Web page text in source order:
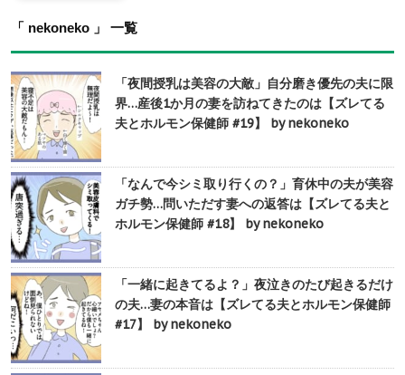
「 nekoneko 」 一覧
「夜間授乳は美容の大敵」自分磨き優先の夫に限
界…産後1か月の妻を訪ねてきたのは【ズレてる
夫とホルモン保健師 #19】 by nekoneko
「なんで今シミ取り行くの？」育休中の夫が美容
ガチ勢…問いただす妻への返答は【ズレてる夫と
ホルモン保健師 #18】 by nekoneko
「一緒に起きてるよ？」夜泣きのたび起きるだけ
の夫…妻の本音は【ズレてる夫とホルモン保健師
#17】 by nekoneko